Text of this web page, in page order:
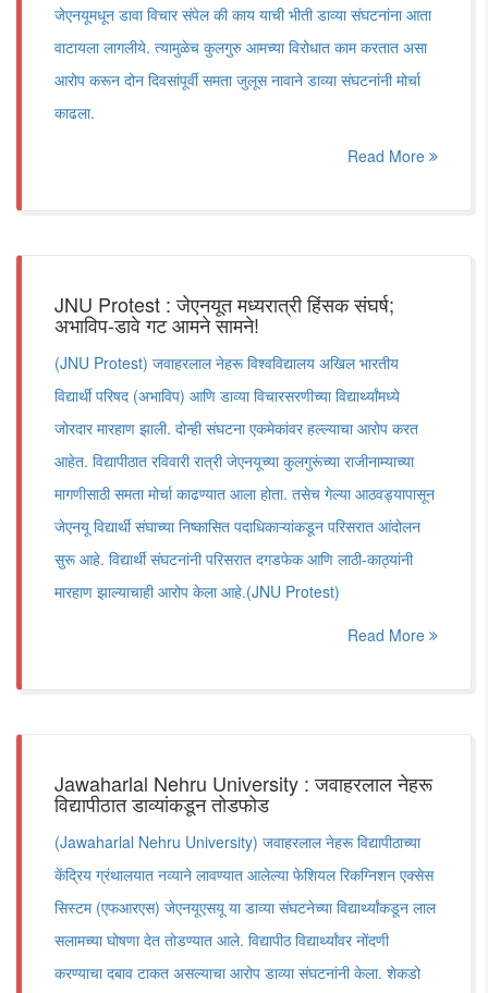
जेएनयूमधून डावा विचार संपेल की काय याची भीती डाव्या संघटनांना आता
वाटायला लागलीये. त्यामुळेच कुलगुरु आमच्या विरोधात काम करतात असा
आरोप करून दोन दिवसांपूर्वी समता जुलूस नावाने डाव्या संघटनांनी मोर्चा
काढला.
Read More
JNU Protest : जेएनयूत मध्यरात्री हिंसक संघर्ष;
अभाविप-डावे गट आमने सामने!
(JNU Protest) जवाहरलाल नेहरू विश्वविद्यालय अखिल भारतीय
विद्यार्थी परिषद (अभाविप) आणि डाव्या विचारसरणीच्या विद्यार्थ्यांमध्ये
जोरदार मारहाण झाली. दोन्ही संघटना एकमेकांवर हल्ल्याचा आरोप करत
आहेत. विद्यापीठात रविवारी रात्री जेएनयूच्या कुलगुरूंच्या राजीनाम्याच्या
मागणीसाठी समता मोर्चा काढण्यात आला होता. तसेच गेल्या आठवड्यापासून
जेएनयू विद्यार्थी संघाच्या निष्कासित पदाधिकाऱ्यांकडून परिसरात आंदोलन
सुरू आहे. विद्यार्थी संघटनांनी परिसरात दगडफेक आणि लाठी-काठ्यांनी
मारहाण झाल्याचाही आरोप केला आहे.(JNU Protest)
Read More
Jawaharlal Nehru University : जवाहरलाल नेहरू
विद्यापीठात डाव्यांकडून तोडफोड
(Jawaharlal Nehru University) जवाहरलाल नेहरू विद्यापीठाच्या
केंद्रिय ग्रंथालयात नव्याने लावण्यात आलेल्या फेशियल रिकग्निशन एक्सेस
सिस्टम (एफआरएस) जेएनयूएसयू या डाव्या संघटनेच्या विद्यार्थ्यांकडून लाल
सलामच्या घोषणा देत तोडण्यात आले. विद्यापीठ विद्यार्थ्यांवर नोंदणी
करण्याचा दबाव टाकत असल्याचा आरोप डाव्या संघटनांनी केला. शेकडो